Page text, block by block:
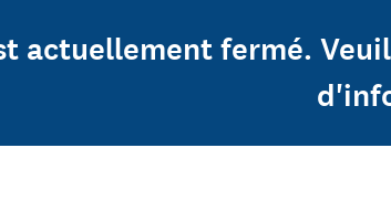
actuellement fermé.